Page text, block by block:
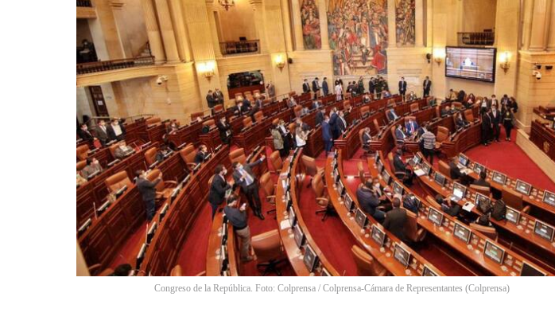
Congreso de la República. Foto: Colprensa / Colprensa-Cámara de Representantes (Colprensa)